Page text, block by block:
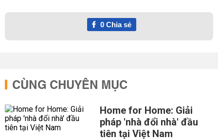
0Chia sẻ
CÙNG CHUYÊN MỤC
Home for Home: Giải
pháp 'nhà đổi nhà' đầu
tiên tại Việt Nam